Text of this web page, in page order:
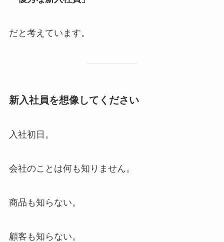
だと考えています。
新入社員を想像してください
入社初日。
会社のことは何も知りません。
商品も知らない。
顧客も知らない。